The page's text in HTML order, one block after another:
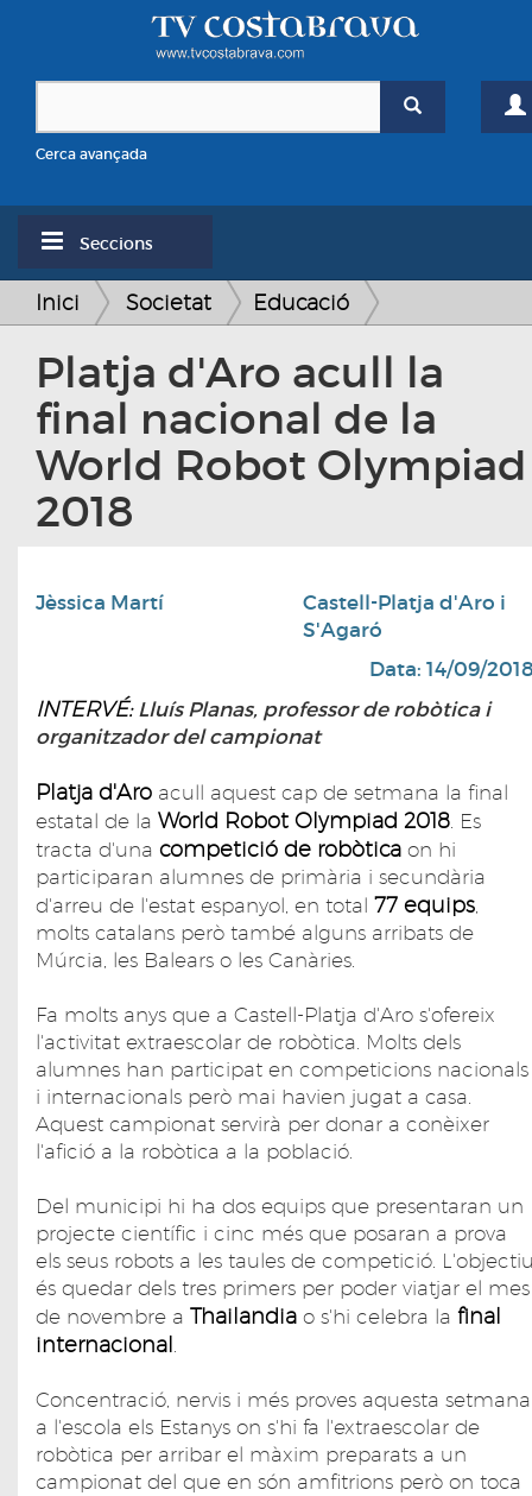
Cerca avançada
Seccions
Inici Societat Educació
Platja d'Aro acull la
final nacional de la
World Robot Olympiad
2018
Jèssica Martí
Castell-Platja d'Aro i
S'Agaró
Data: 14/09/
INTERVÉ:Lluís Planas, professor de robòtica i
organitzador del campionat
Platja d'Aro acull aquest cap de setmana la final
estatal de la World Robot Olympiad 2018. Es
tracta d'una competició de robòtica on hi
participaran alumnes de primària i secundària
d'arreu de l'estat espanyol, en total 77 equips,
molts catalans però també alguns arribats de
Múrcia, les Balears o les Canàries.
Fa molts anys que a Castell-Platja d'Aro s'ofereix
l'activitat extraescolar de robòtica. Molts dels
alumnes han participat en competicions nacionals
i internacionals però mai havien jugat a casa.
Aquest campionat servirà per donar a conèixer
l'afició a la robòtica a la població.
Del municipi hi ha dos equips que presentaran un
projecte científic i cinc més que posaran a prova
els seus robots a les taules de competició.
és quedar dels tres primers per poder viatjar el mes
de novembre a Thailandia o s'hi celebra la final
internacional .
Concentració, nervis i més proves aquesta setmana
a l'escola els Estanys on s'hi fa l'extraescolar de
robòtica per arribar el màxim preparats a un
campionat del que en són amfitrions però on toca